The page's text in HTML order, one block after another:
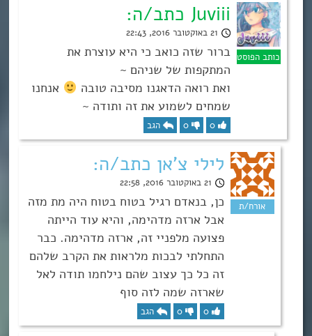
Juviii כתב/ה:
21 באוקטובר 2016, 22:43
ברור שזה כואב כי היא עוצרת את
המתקפות של שניהם ~
ואת רואה הדאגנו מסיבה טובה
אנחנו
שמחים לשמוע את זה ותודה ~
0
0 הגב
לילי צ'אן כתב/ה:
21 באוקטובר 2016, 22:58
כן, בנאדם רגיל בטוח בטוח היה מת מזה
אבל ארזה מדהימה, והיא עוד הייתה
פצועה מלפניי זה, ארזה מדהימה. כבר
התחלתי לבכות מלראות את הקרב שלהם
זה כל כך עצוב שהם נילחמו תודה לאל
שארזה שמה לזה סוף
0
0 הגב